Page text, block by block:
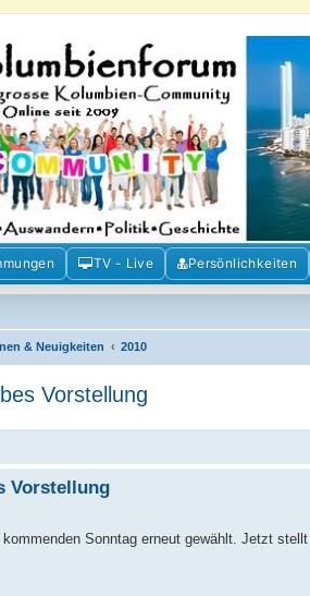
der Freunde Kolumbiens
und Venezuela. Austausch, Erfahrungen und
TV - Live Persönlichkeiten
& Neuigkeiten 2010
Vorstellung
Vorstellung
Sonntag erneut gewählt. Jetzt